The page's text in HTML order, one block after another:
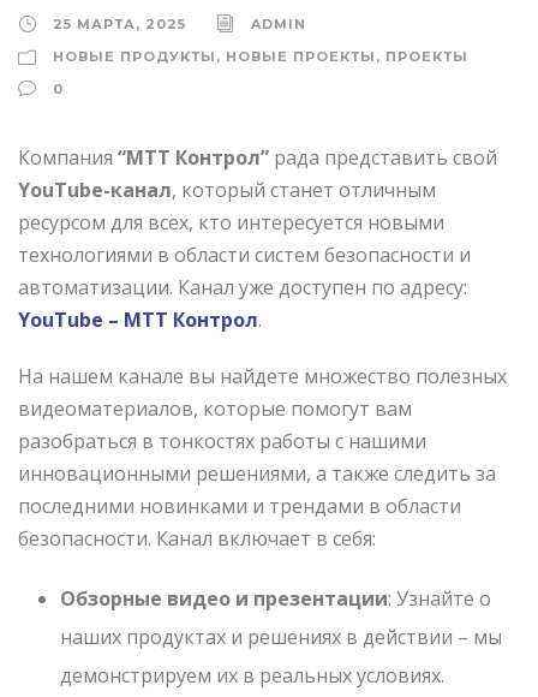
25 МАРТА, 2025
ADMIN
НОВЫЕ ПРОДУКТЫ , НОВЫЕ ПРОЕКТЫ , ПРОЕКТЫ
0
Компания “МТТ Контрол” рада представить свой
YouTube-канал, который станет отличным
ресурсом для всех, кто интересуется новыми
технологиями в области систем безопасности и
автоматизации. Канал уже доступен по адресу:
YouTube – MTT Контрол.
На нашем канале вы найдете множество полезных
видеоматериалов, которые помогут вам
разобраться в тонкостях работы с нашими
инновационными решениями, а также следить за
последними новинками и трендами в области
безопасности. Канал включает в себя:
Обзорные видео и презентации: Узнайте о
наших продуктах и решениях в действии – мы
демонстрируем их в реальных условиях.